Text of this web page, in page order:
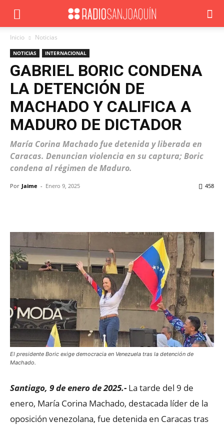
Inicio Noticias
NOTICIAS INTERNACIONAL
GABRIEL BORIC CONDENA
LA DETENCIÓN DE
MACHADO Y CALIFICA A
MADURO DE DICTADOR
María Corina Machado fue detenida y liberada en
Caracas. Denuncian violencia en su captura; Boric
condena al régimen de Maduro.
Por Jaime - Enero 9, 2025 458
El presidente Boric exige democracia en Venezuela tras la detención de
Machado.
Santiago, 9 de enero de 2025.- La tarde del 9 de
enero, María Corina Machado, destacada líder de la
oposición venezolana, fue detenida en Caracas tras